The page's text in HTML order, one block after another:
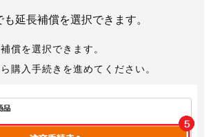
延長補償を選択できます。
償を選択できます。
購入手続きを進めてください。